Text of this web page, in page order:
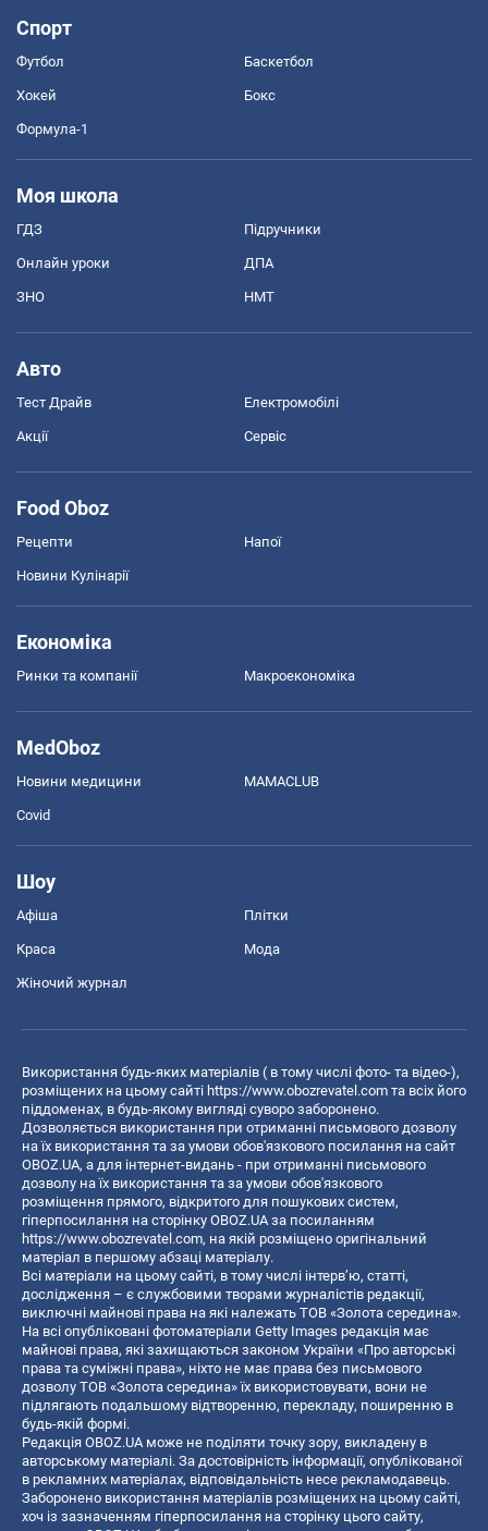
Спорт
Футбол Баскетбол
Хокей Бокс
Формула-1
Моя школа
ГДЗ Підручники
Онлайн уроки ДПА
ЗНО НМТ
Авто
Тест Драйв Електромобілі
Акції Сервіс
Food Oboz
Рецепти Напої
Новини Кулінарії
Економіка
Ринки та компанії Макроекономіка
MedOboz
Новини медицини MAMACLUB
Covid
Шоу
Афіша Плітки
Краса Мода
Жіночий журнал
Використання будь-яких матеріалів ( в тому числі фото- та відео-),
розміщених на цьому сайті https://www.obozrevatel.com та всіх його
піддоменах, в будь-якому вигляді суворо заборонено.
Дозволяється використання при отриманні письмового дозволу
на їх використання та за умови обов'язкового посилання на сайт
OBOZ.UA, а для інтернет-видань - при отриманні письмового
дозволу на їх використання та за умови обов'язкового
розміщення прямого, відкритого для пошукових систем,
гіперпосилання на сторінку OBOZ.UA за посиланням
https://www.obozrevatel.com, на якій розміщено оригінальний
матеріал в першому абзаці матеріалу.
Всі матеріали на цьому сайті, в тому числі інтерв’ю, статті,
дослідження – є службовими творами журналістів редакції,
виключні майнові права на які належать ТОВ «Золота середина».
На всі опубліковані фотоматеріали Getty Images редакція має
майнові права, які захищаються законом України «Про авторські
права та суміжні права», ніхто не має права без письмового
дозволу ТОВ «Золота середина» їх використовувати, вони не
підлягають подальшому відтворенню, перекладу, поширенню в
будь-якій формі.
Редакція OBOZ.UA може не поділяти точку зору, викладену в
авторському матеріалі. За достовірність інформації, опублікованої
в рекламних матеріалах, відповідальність несе рекламодавець.
Заборонено використання матеріалів розміщених на цьому сайті,
хоч із зазначенням гіперпосилання на сторінку цього сайту,